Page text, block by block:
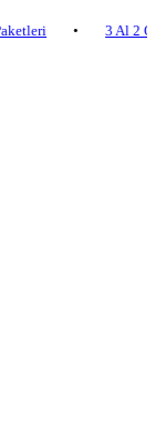
• 3 Al 2 Öde •